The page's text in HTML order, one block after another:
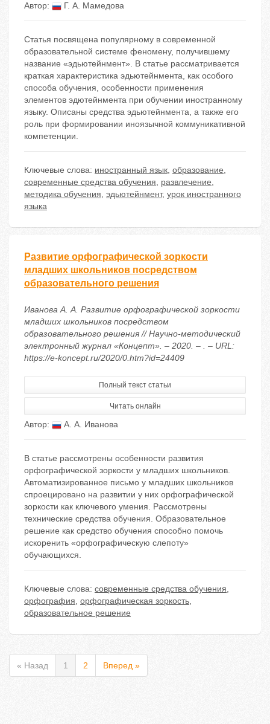
Автор: Г. А. Мамедова
Статья посвящена популярному в современной
образовательной системе феномену, получившему
название «эдьютейнмент». В статье рассматривается
краткая характеристика эдьютейнмента, как особого
способа обучения, особенности применения
элементов эдютейнмента при обучении иностранному
языку. Описаны средства эдьютейнмента, а также его
роль при формировании иноязычной коммуникативной
компетенции.
Ключевые слова: иностранный язык, образование,
современные средства обучения, развлечение,
методика обучения, эдьютейнмент, урок иностранного
языка
Развитие орфографической зоркости
младших школьников посредством
образовательного решения
Иванова А. А. Развитие орфографической зоркости
младших школьников посредством
образовательного решения // Научно-методический
электронный журнал «Концепт». – 2020. – . – URL:
https://e-koncept.ru/2020/0.htm?id=24409
Полный текст статьи
Читать онлайн
Автор: А. А. Иванова
В статье рассмотрены особенности развития
орфографической зоркости у младших школьников.
Автоматизированное письмо у младших школьников
спроецировано на развитии у них орфографической
зоркости как ключевого умения. Рассмотрены
технические средства обучения. Образовательное
решение как средство обучения способно помочь
искоренить «орфографическую слепоту»
обучающихся.
Ключевые слова: современные средства обучения,
орфография, орфографическая зоркость,
образовательное решение
« Назад 1 2 Вперед »